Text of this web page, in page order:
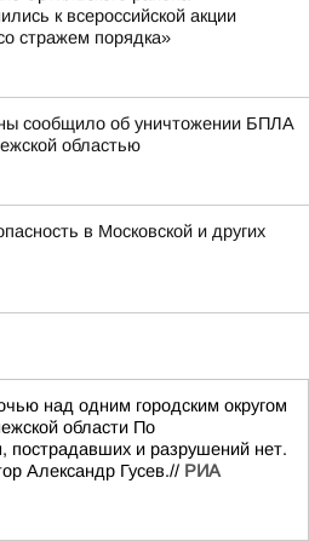
к всероссийской акции
стражем порядка»
сообщило об уничтожении БПЛА
областью
в Московской и других
над одним городским округом
области По
и разрушений нет.
Александр Гусев.// РИА